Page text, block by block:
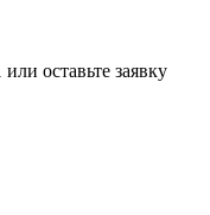
или оставьте заявку